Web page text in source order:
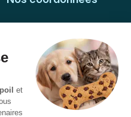
51-55 rue Hoche
94767
Ivry-sur-Seine
Pas encore client ?
Mail :
adhesion@assuropoil.com
Tel :
01 77 94 89 02